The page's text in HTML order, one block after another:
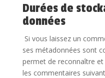
Durées de
données
Si vous laissez un
ses métadonnées sont
permet de reconnaître
les commentaires